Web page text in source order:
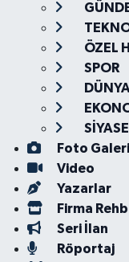
ÖZEL
SPOR
DÜNYA
Foto Galeri
Video
Yazarlar
Firma
Seri İlan
Röportaj